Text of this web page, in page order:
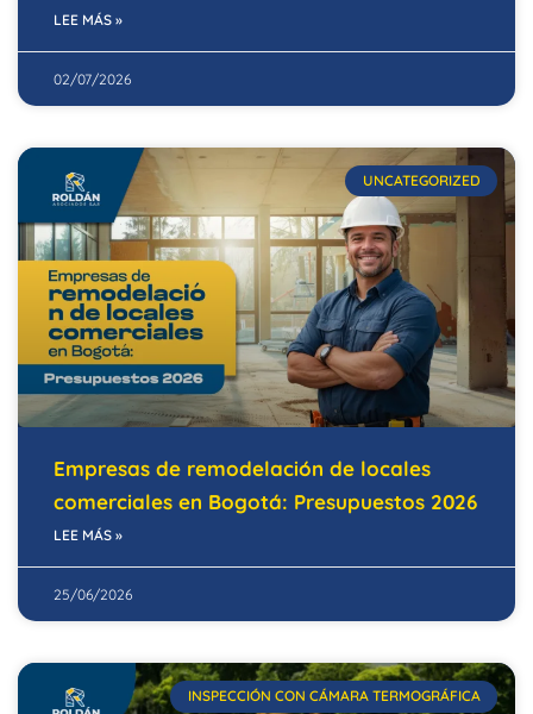
LEE MÁS »
02/07/2026
UNCATEGORIZED
Empresas de remodelación de locales
comerciales en Bogotá: Presupuestos 2026
LEE MÁS »
25/06/2026
INSPECCIÓN CON CÁMARA TERMOGRÁFICA